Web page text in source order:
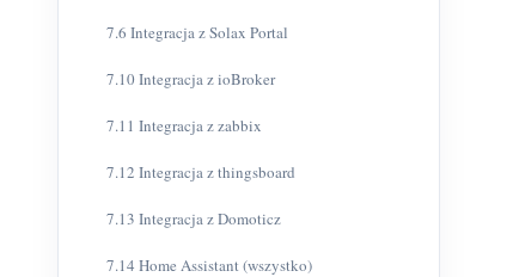
7.6 Integracja z Solax Portal
7.10 Integracja z ioBroker
7.11 Integracja z zabbix
7.12 Integracja z thingsboard
7.13 Integracja z Domoticz
7.14 Home Assistant (wszystko)